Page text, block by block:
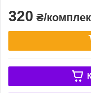
320 ₴/